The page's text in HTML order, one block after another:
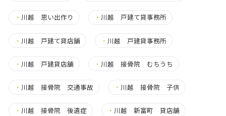
・ 川越 思い出作り ・ 川越 戸建て貸事務所
・ 川越 戸建て貸店舗 ・ 川越 戸建貸事務所
・ 川越 戸建貸店舗 ・ 川越 接骨院 むちうち
・ 川越 接骨院 交通事故 ・ 川越 接骨院 子供
・ 川越 接骨院 後遺症 ・ 川越 新富町 貸店舗